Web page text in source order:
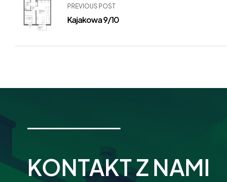
PREVIOUS POST
Kajakowa 9/10
KONTAKT Z NAMI